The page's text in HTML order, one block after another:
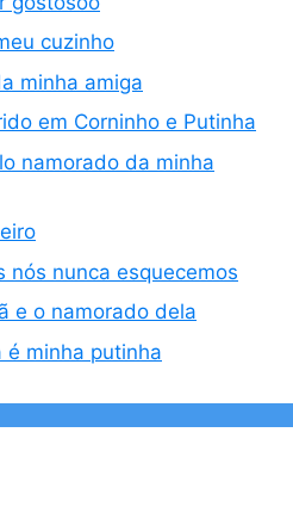
cuzinho
minha amiga
em Corninho e Putinha
namorado da minha
nós nunca esquecemos
e o namorado dela
é minha putinha